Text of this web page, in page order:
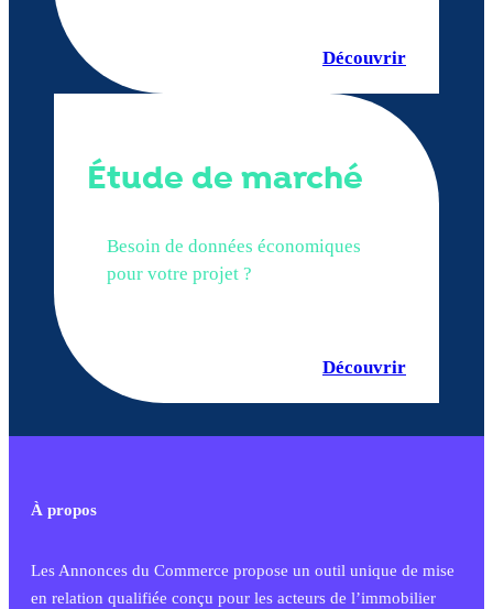
Découvrir
Étude de marché
Besoin de données économiques
pour votre projet ?
Découvrir
À propos
Les Annonces du Commerce propose un outil unique de mise
en relation qualifiée conçu pour les acteurs de l’immobilier